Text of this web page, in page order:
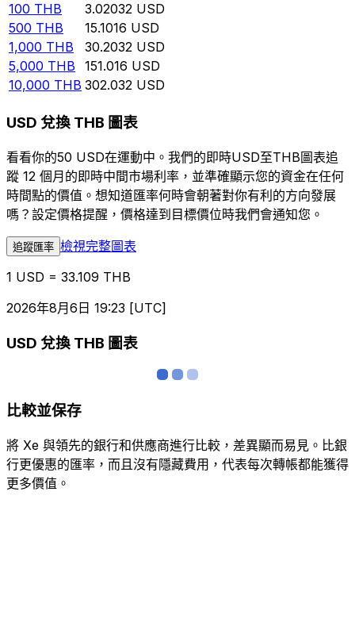
100 THB 3.02032 USD
500 THB 15.1016 USD
1,000 THB 30.2032 USD
5,000 THB 151.016 USD
10,000 THB 302.032 USD
USD 兌換 THB 圖表
看看你的50 USD在運動中。我們的即時USD至THB圖表追
蹤 12 個月的即時中間市場利率，並準確顯示您的資金在任何
時間點的價值。想知道匯率何時會朝著對你有利的方向發展
嗎？設定價格提醒，價格達到目標價位時我們會通知您。
追蹤匯率 檢視完整圖表
1 USD = 33.109 THB
2026年8月6日 19:23 [UTC]
USD 兌換 THB 圖表
比較並保存
將 Xe 與領先的銀行和供應商進行比較，差異顯而易見。比銀
行更優惠的匯率，而且沒有隱藏費用，代表每次轉帳都能獲得
更多價值。